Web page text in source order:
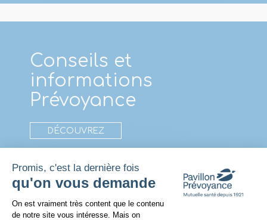
Promis, c'est la dernière fois
qu'on vous demande
Plateforme de Gestion du
On est vraiment très content que le contenu
de notre site vous intéresse. Mais on
Conseils et
informations
Prévoyance
DÉCOUVREZ